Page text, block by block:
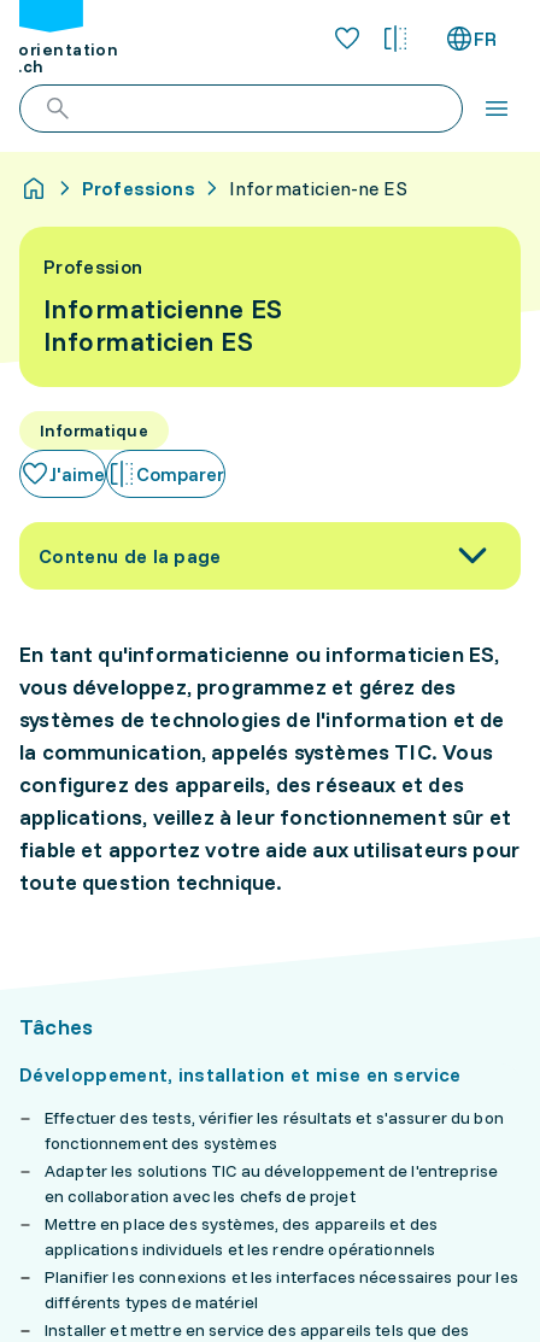
orientation
.ch
FR
Professions Informaticien-ne ES
Profession
Informaticienne ES
Informaticien ES
Informatique
J'aime Comparer
Contenu de la page
En tant qu'informaticienne ou informaticien ES,
vous développez, programmez et gérez des
systèmes de technologies de l'information et de
la communication, appelés systèmes TIC. Vous
configurez des appareils, des réseaux et des
applications, veillez à leur fonctionnement sûr et
fiable et apportez votre aide aux utilisateurs pour
toute question technique.
Tâches
Développement, installation et mise en service
Effectuer des tests, vérifier les résultats et s'assurer du bon
fonctionnement des systèmes
Adapter les solutions TIC au développement de l'entreprise
en collaboration avec les chefs de projet
Mettre en place des systèmes, des appareils et des
applications individuels et les rendre opérationnels
Planifier les connexions et les interfaces nécessaires pour les
différents types de matériel
Installer et mettre en service des appareils tels que des